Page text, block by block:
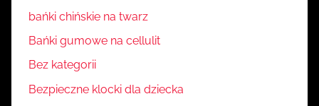
bańki chińskie na twarz
Bańki gumowe na cellulit
Bez kategorii
Bezpieczne klocki dla dziecka